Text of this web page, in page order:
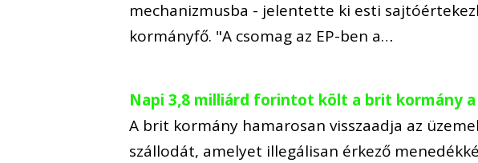
mechanizmusba - jelentette ki esti
kormányfő. "A csomag az EP-ben a…
Napi 3,8 milliárd forintot költ a brit kormány
A brit kormány hamarosan visszaadja az
szállodát, amelyet illegálisan érkező